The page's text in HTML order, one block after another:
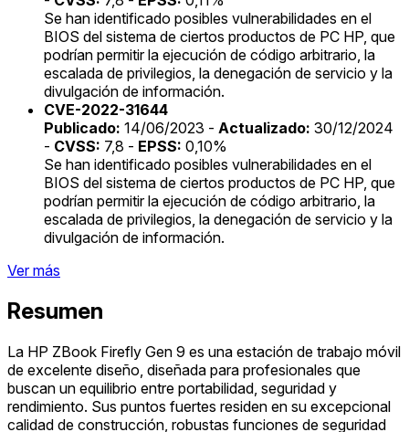
Se han identificado posibles vulnerabilidades en el
BIOS del sistema de ciertos productos de PC HP, que
podrían permitir la ejecución de código arbitrario, la
escalada de privilegios, la denegación de servicio y la
divulgación de información.
CVE-2022-31644
Publicado: 14/06/2023 - Actualizado: 30/12/2024
- CVSS: 7,8 - EPSS: 0,10%
Se han identificado posibles vulnerabilidades en el
BIOS del sistema de ciertos productos de PC HP, que
podrían permitir la ejecución de código arbitrario, la
escalada de privilegios, la denegación de servicio y la
divulgación de información.
Ver más
Resumen
La HP ZBook Firefly Gen 9 es una estación de trabajo móvil
de excelente diseño, diseñada para profesionales que
buscan un equilibrio entre portabilidad, seguridad y
rendimiento. Sus puntos fuertes residen en su excepcional
calidad de construcción, robustas funciones de seguridad